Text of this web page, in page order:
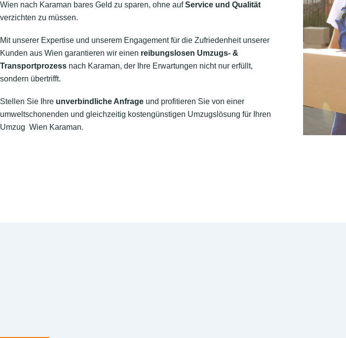
Wien nach Karaman bares Geld zu sparen, ohne aufService und Qualität
verzichten zu müssen.
Mit unserer Expertise und unserem Engagement für die Zufriedenheit unserer
Kunden aus Wien garantieren wir einen reibungslosen Umzugs- &
Transportprozess nach Karaman, der Ihre Erwartungen nicht nur erfüllt,
sondern übertrifft.
Stellen Sie Ihre unverbindliche Anfrage und profitieren Sie von einer
umweltschonenden und gleichzeitig kostengünstigen Umzugslösung für Ihren
Umzug Wien Karaman.